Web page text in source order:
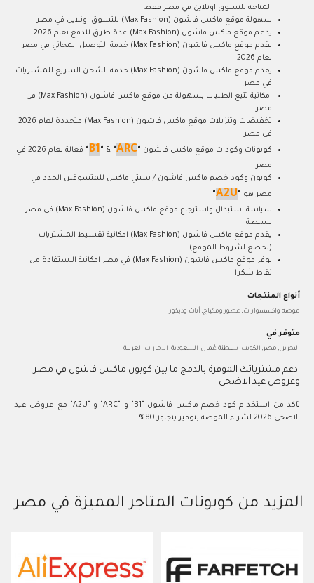
المتاحة للتسوق اونلاين في مصر فقط
سهولة موقع ماكس فاشون (Max Fashion) للتسوق اونلاين في مصر
يدعم موقع ماكس فاشون (Max Fashion) عدة طرق للدفع بعام 2026
يقدم موقع ماكس فاشون (Max Fashion) خدمة التوصيل المجاني في مصر
لعام 2026
يقدم موقع ماكس فاشون (Max Fashion) خدمة الشحن السريع للمشتريات
في مصر
امكانية تتبع الطلبات بسهولة من موقع ماكس فاشون (Max Fashion) في
مصر
تخفيضات وتنزيلات موقع ماكس فاشون (Max Fashion) متجددة لعام 2026
في مصر
كوبونات وكودات موقع ماكس فاشون "
B1" & "ARC
"
فعالة لعام 2026 في
مصر
كوبون وكود خصم ماكس فاشون / سيتي ماكس للمتسوقين الجدد في
مصر هو "
A2U
"
سياسة استبدال واسترجاع موقع ماكس فاشون (Max Fashion) في مصر
بسيطة
يقدم موقع ماكس فاشون (Max Fashion) امكانية تقسيط المشتريات
(تخضع لشروط الموقع)
يوفر موقع ماكس فاشون (Max Fashion) في مصر امكانية الاستفادة من
نقاط شكرا
أنواع المنتجات
موضة واكسسوارات, عطور ومكياج, أثاث وديكور
متوفر في
البحرين, مصر, الكويت, سلطنة عُمان, السعودية, الامارات العربية
ادعم مشترياتك الموفرة بالدمج ما بين كوبون ماكس فاشون في مصر
وعروض عيد الاضحى
تاكد من استخدام كود خصم ماكس فاشون "B1" و "ARC" و "A2U" مع عروض عيد
الاضحى 2026 لشراء الموضة بتوفير يتجاوز 80%
المزيد من كوبونات المتاجر المميزة في مصر